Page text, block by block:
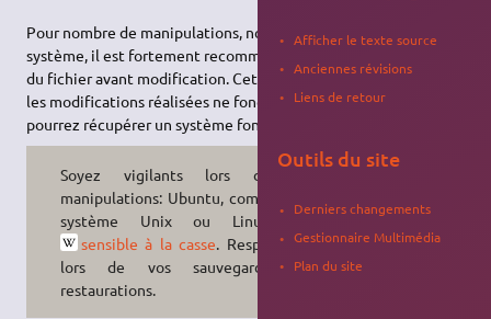
Pour nombre de manipulations, notamment sur des fichiers
système, il est fortement recommandé de faire une sauvegarde
du fichier avant modification. Cette opération vous garantit, si
les modifications réalisées ne fonctionnent pas, que vous
pourrez récupérer un système fonctionnel.
Soyez vigilants lors de ces
manipulations: Ubuntu, comme tout
système Unix ou Linux, est
sensible à la casse . Respectez-la
lors de vos sauvegardes et
restaurations.
Afficher le texte source
Anciennes révisions
Liens de retour
Outils du site
Derniers changements
Gestionnaire Multimédia
Plan du site